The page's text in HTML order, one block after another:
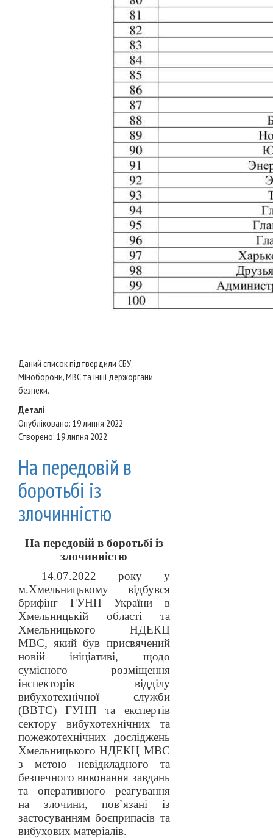
Даний список підтвердили СБУ,
Міноборони, МВС та інші держоргани
безпеки.
Деталі
Опубліковано: 19 липня 2022
Створено: 19 липня 2022
На передовій в
боротьбі із
злочинністю
На передовій в боротьбі із
злочинністю
14.07.2022 року у
м.Хмельницькому відбувся
брифінг ГУНП України в
Хмельницькій області та
Хмельницького НДЕКЦ
МВС, який був присвячений
новій ініціативі, щодо
сумісного розміщення
інспекторів відділу
вибухотехнічної служби
(ВВТС) ГУНП та експертів
сектору вибухотехнічних та
пожежотехнічних досліджень
Хмельницького НДЕКЦ МВС
з метою невідкладного та
безпечного виконання завдань
та оперативного реагування
на злочини, пов`язані із
застосуванням боєприпасів та
вибухових матеріалів.